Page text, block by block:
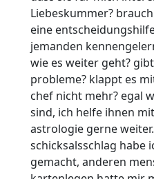
Liebeskummer?
eine
jemanden
wie es weiter geht?
probleme? klappt es
chef nicht mehr? egal
sind, ich helfe ihnen
astrologie gerne
schicksalsschlag habe
gemacht, anderen